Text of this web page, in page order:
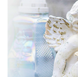
Интерьерная
Фотоподарки
Багетная